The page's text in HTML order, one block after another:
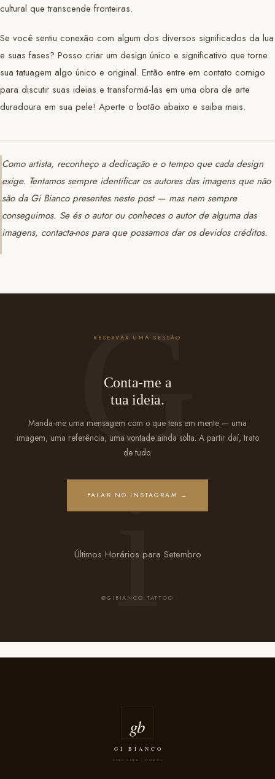
cultural que transcende fronteiras.
Se você sentiu conexão com algum dos diversos significados da lua
e suas fases? Posso criar um design único e significativo que torne
sua tatuagem algo único e original. Então entre em contato comigo
para discutir suas ideias e transformá-las em uma obra de arte
duradoura em sua pele! Aperte o botão abaixo e saiba mais.
Como artista, reconheço a dedicação e o tempo que cada design
exige. Tentamos sempre identificar os autores das imagens que não
são da Gi Bianco presentes neste post — mas nem sempre
conseguimos. Se és o autor ou conheces o autor de alguma das
imagens, contacta-nos para que possamos dar os devidos créditos.
RESERVAR UMA SESSÃO
Conta-me a
tua ideia.
Manda-me uma mensagem com o que tens em mente — uma
imagem, uma referência, uma vontade ainda solta. A partir daí, trato
de tudo.
FALAR NO INSTAGRAM →
Últimos Horários para Setembro
@GIBIANCO.TATTOO